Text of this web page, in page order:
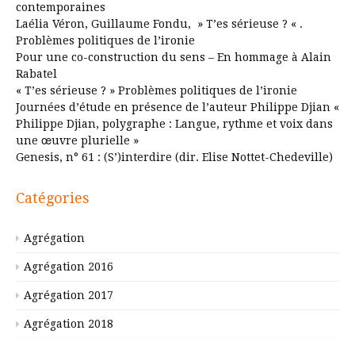
contemporaines
Laélia Véron, Guillaume Fondu, » T’es sérieuse ? « .
Problèmes politiques de l’ironie
Pour une co-construction du sens – En hommage à Alain
Rabatel
« T’es sérieuse ? » Problèmes politiques de l’ironie
Journées d’étude en présence de l’auteur Philippe Djian «
Philippe Djian, polygraphe : Langue, rythme et voix dans
une œuvre plurielle »
Genesis, n° 61 : (S’)interdire (dir. Elise Nottet-Chedeville)
Catégories
Agrégation
Agrégation 2016
Agrégation 2017
Agrégation 2018